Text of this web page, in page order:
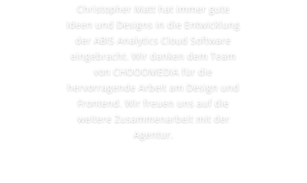
Christopher Matt hat immer gute
Ideen und Designs in die Entwicklung
der ABIS Analytics Cloud Software
eingebracht. Wir danken dem Team
von CHOOOMEDIA für die
hervorragende Arbeit am Design und
Frontend. Wir freuen uns auf die
weitere Zusammenarbeit mit der
Agentur.